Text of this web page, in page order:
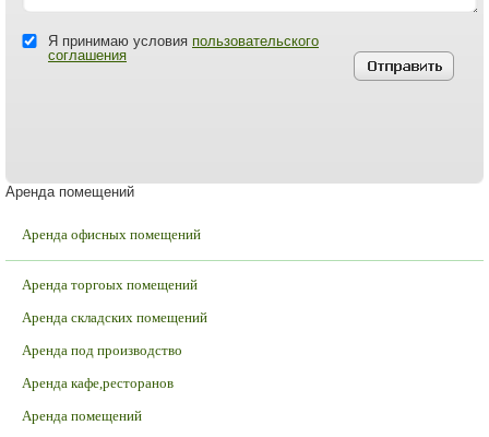
Я принимаю условия пользовательского
соглашения
Аренда помещений
Аренда офисных помещений
Аренда торгоых помещений
Аренда складских помещений
Аренда под производство
Аренда кафе,ресторанов
Аренда помещений